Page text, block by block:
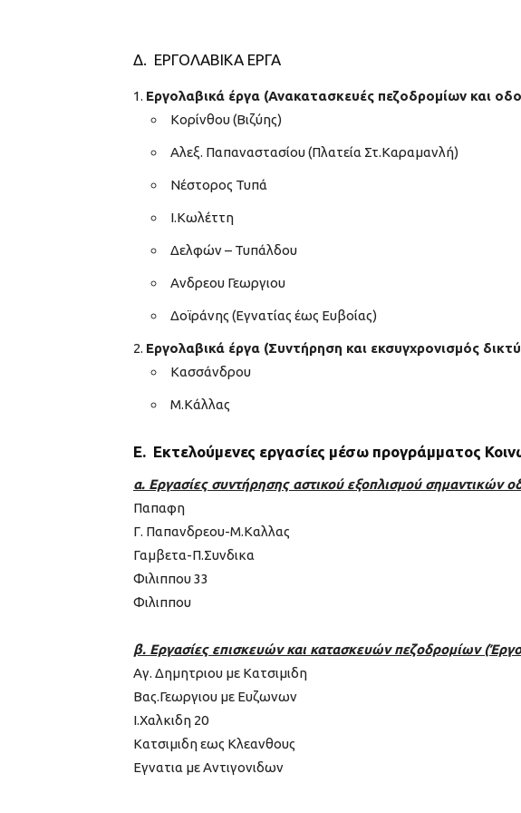
Δ. ΕΡΓΟΛΑΒΙΚΑ ΕΡΓΑ
Εργολαβικά έργα (Ανακατασκευές πεζοδρομίων και
Κορίνθου (Βιζύης)
Αλεξ. Παπαναστασίου (Πλατεία Στ.Καραμανλή)
Νέστορος Τυπά
Ι.Κωλέττη
Δελφών – Τυπάλδου
Ανδρεου Γεωργιου
Δοϊράνης (Εγνατίας έως Ευβοίας)
Εργολαβικά έργα (Συντήρηση και εκσυγχρονισμός
Κασσάνδρου
Μ.Κάλλας
Ε. Εκτελούμενες εργασίες μέσω προγράμματος
α. Εργασίες συντήρησης αστικού εξοπλισμού σημαντικών
Παπαφη
Γ. Παπανδρεου-Μ.Καλλας
Γαμβετα-Π.Συνδικα
Φιλιππου 33
Φιλιππου
β. Εργασίες επισκευών και κατασκευών πεζοδρομίων
Αγ. Δημητριου με Κατσιμιδη
Βας.Γεωργιου με Ευζωνων
Ι.Χαλκιδη 20
Κατσιμιδη εως Κλεανθους
Εγνατια με Αντιγονιδων